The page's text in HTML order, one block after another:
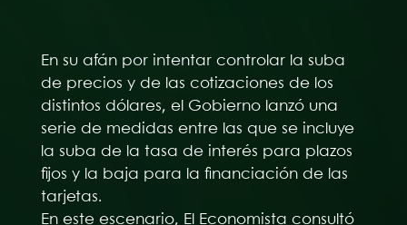
En su afán por intentar controlar la suba
de precios y de las cotizaciones de los
distintos dólares, el Gobierno lanzó una
serie de medidas entre las que se incluye
la suba de la tasa de interés para plazos
fijos y la baja para la financiación de las
tarjetas.
En este escenario, El Economista consultó